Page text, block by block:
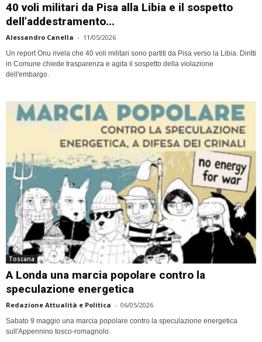
40 voli militari da Pisa alla Libia e il sospetto
dell’addestramento...
Alessandro Canella - 11/05/2026
Un report Onu rivela che 40 voli militari sono partiti da Pisa verso la Libia. Diritti
in Comune chiede trasparenza e agita il sospetto della violazione
dell'embargo.
Toscana
A Londa una marcia popolare contro la
speculazione energetica
Redazione Attualità e Politica - 06/05/2026
Sabato 9 maggio una marcia popolare contro la speculazione energetica
sull'Appennino tosco-romagnolo.